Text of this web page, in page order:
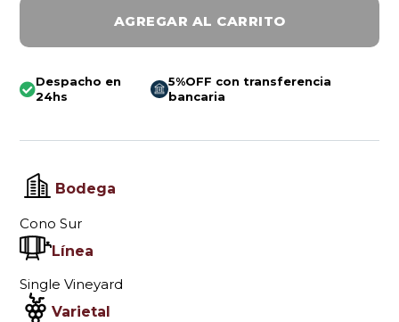
AGREGAR AL CARRITO
Despacho en
24hs
5%OFF con transferencia
bancaria
Bodega
Cono Sur
Línea
Single Vineyard
Varietal